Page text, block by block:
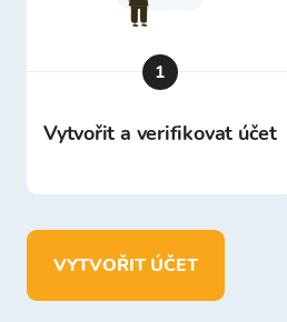
1
Vytvořit a verifikovat účet
VYTVOŘIT ÚČET